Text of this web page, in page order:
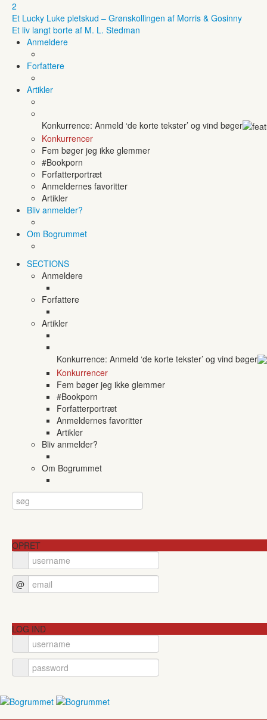
2
Et Lucky Luke pletskud – Grønskollingen af Morris & Gosinny
Et liv langt borte af M. L. Stedman
Anmeldere
Forfattere
Artikler
Konkurrence: Anmeld ‘de korte tekster’ og vind bøger
Konkurrencer
Fem bøger jeg ikke glemmer
#Bookporn
Forfatterportræt
Anmeldernes favoritter
Artikler
Bliv anmelder?
Om Bogrummet
SECTIONS
Anmeldere
Forfattere
Artikler
Konkurrence: Anmeld ‘de korte tekster’ og vind bøger
Konkurrencer
Fem bøger jeg ikke glemmer
#Bookporn
Forfatterportræt
Anmeldernes favoritter
Artikler
Bliv anmelder?
Om Bogrummet
OPRET
@
LOG IND